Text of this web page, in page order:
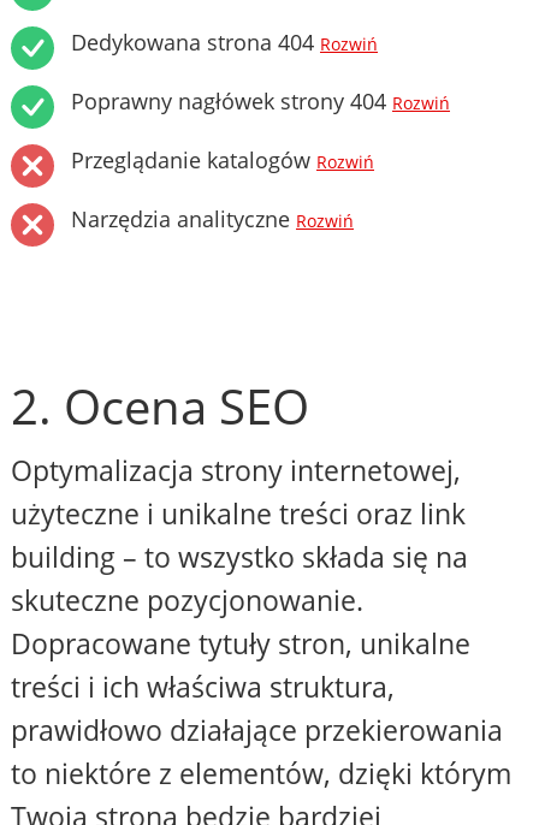
Dedykowana strona 404 Rozwiń
Poprawny nagłówek strony 404 Rozwiń
Przeglądanie katalogów Rozwiń
Narzędzia analityczne Rozwiń
2. Ocena SEO
Optymalizacja strony internetowej,
użyteczne i unikalne treści oraz link
building – to wszystko składa się na
skuteczne pozycjonowanie.
Dopracowane tytuły stron, unikalne
treści i ich właściwa struktura,
prawidłowo działające przekierowania
to niektóre z elementów, dzięki którym
Twoja strona będzie bardziej